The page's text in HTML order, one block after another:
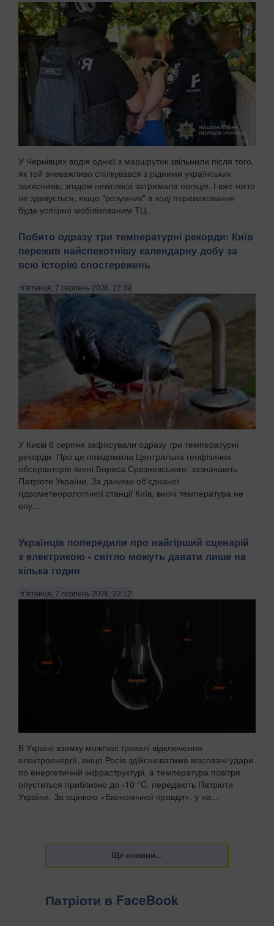
У Чернівцях водія однієї з маршруток звільнили після того,
як той зневажливо спілкувався з рідними українських
захисників, згодом невігласа затримала поліція. І вже ніхто
не здивується, якщо "розумник" в ході перевиховання
буде успішно мобілізованим ТЦ...
Побито одразу три температурні рекорди: Київ
пережив найспекотнішу календарну добу за
всю історію спостережень
п’ятниця, 7 серпень 2026, 22:39
У Києві 6 серпня зафіксували одразу три температурні
рекорди. Про це повідомила Центральна геофізична
обсерваторія імені Бориса Срезневського, зазначають
Патріоти України. За даними об’єднаної
гідрометеорологічної станції Київ, вночі температура не
опу...
Українців попередили про найгірший сценарій
з електрикою - світло можуть давати лише на
кілька годин
п’ятниця, 7 серпень 2026, 22:12
В Україні взимку можливі тривалі відключення
електроенергії, якщо Росія здійснюватиме масовані удари
по енергетичній інфраструктурі, а температура повітря
опуститься приблизно до -10 °C, передають Патріоти
України. За оцінкою «Економічної правди», у на...
Патріоти в FaceBook